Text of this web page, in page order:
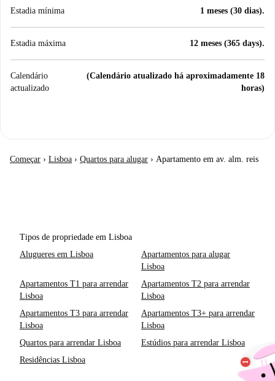
Estadia mínima 1 meses (30 dias).
Estadia máxima 12 meses (365 days).
Calendário
actualizado
(Calendário atualizado há aproximadamente 18
horas)
Começar › Lisboa › Quartos para alugar › Apartamento em av. alm. reis
Tipos de propriedade em Lisboa
Alugueres em Lisboa
Apartamentos para alugar
Lisboa
Apartamentos T1 para arrendar
Lisboa
Apartamentos T2 para arrendar
Lisboa
Apartamentos T3 para arrendar
Lisboa
Apartamentos T3+ para arrendar
Lisboa
Quartos para arrendar Lisboa
Estúdios para arrendar Lisboa
Residências Lisboa